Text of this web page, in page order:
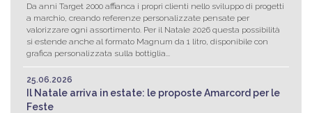
Da anni Target 2000 affianca i propri clienti nello sviluppo di progetti
a marchio, creando referenze personalizzate pensate per
valorizzare ogni assortimento. Per il Natale 2026 questa possibilità
si estende anche al formato Magnum da 1 litro, disponibile con
grafica personalizzata sulla bottiglia...
25.06.2026
Il Natale arriva in estate: le proposte Amarcord per le
Feste